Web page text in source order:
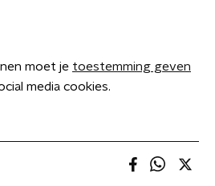
moet je toestemming geven
media cookies.